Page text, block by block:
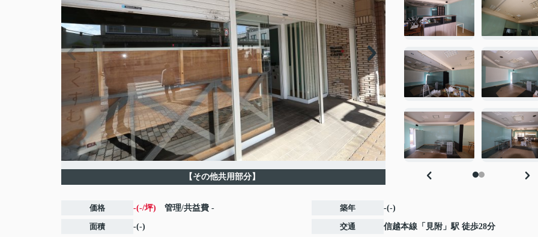
【その他共用部分】
価格 -(-/坪) 管理/共益費 -
面積 -(-)
築年 -(-)
交通 信越本線 「 見附 」駅 徒歩28分